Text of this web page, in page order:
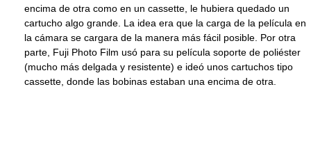
encima de otra como en un cassette, le hubiera quedado un
cartucho algo grande. La idea era que la carga de la película en
la cámara se cargara de la manera más fácil posible. Por otra
parte, Fuji Photo Film usó para su película soporte de poliéster
(mucho más delgada y resistente) e ideó unos cartuchos tipo
cassette, donde las bobinas estaban una encima de otra.